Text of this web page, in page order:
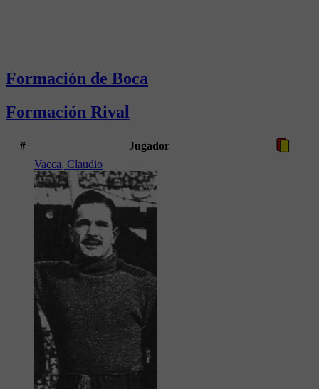
Formación de Boca
Formación Rival
#
Jugador
Vacca, Claudio